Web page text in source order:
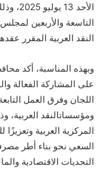
الأحد 13 يوليو 2025،
التاسعة والأربعين لمجلس
النقد العربية المقرر عقدها
وبهذه المناسبة، أكد
على المشاركة الفعالة
اللجان وفرق العمل
ومؤسساتالنقد العربية،
المركزية العربية وتعزيزًا
السعي نحو بناء أطر
التحديات الاقتصادية